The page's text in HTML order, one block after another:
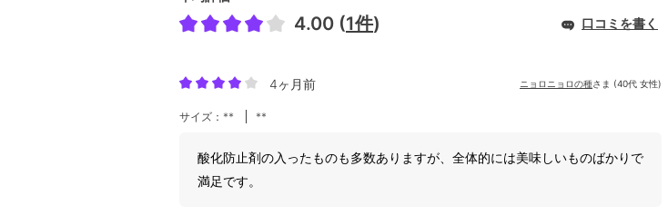
4.00 (1件) 口コミを書く
4ヶ月前 ニョロニョロの種さま (40代 女性)
サイズ：** **
酸化防止剤の入ったものも多数ありますが、全体的には美味しいものばかりで
満足です。